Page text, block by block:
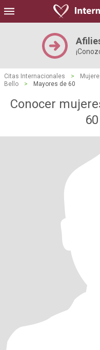
Citas Internacionales >
Bello
> Mayores de 60
Conocer